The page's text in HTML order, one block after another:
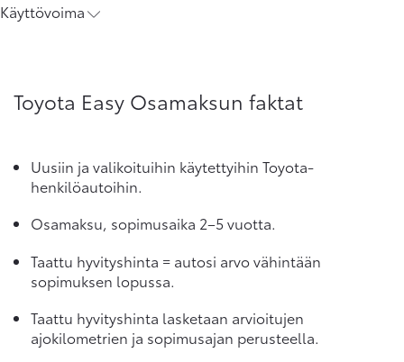
Käyttövoima
Toyota Easy Osamaksun faktat
Uusiin ja valikoituihin käytettyihin Toyota-
henkilöautoihin.
Osamaksu, sopimusaika 2–5 vuotta.
Taattu hyvityshinta = autosi arvo vähintään
sopimuksen lopussa.
Taattu hyvityshinta lasketaan arvioitujen
ajokilometrien ja sopimusajan perusteella.